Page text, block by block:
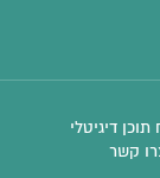
תוכן דיגיטלי
קשר